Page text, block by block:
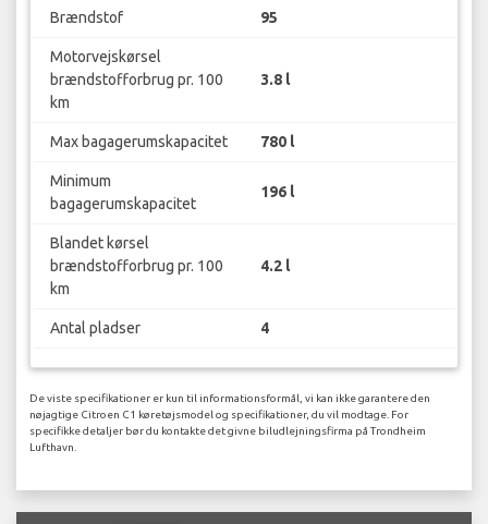
Brændstof 95
Motorvejskørsel
brændstofforbrug pr. 100
km
3.8 l
Max bagagerumskapacitet 780 l
Minimum
bagagerumskapacitet
196 l
Blandet kørsel
brændstofforbrug pr. 100
km
4.2 l
Antal pladser 4
De viste specifikationer er kun til informationsformål, vi kan ikke garantere den
nøjagtige Citroen C1 køretøjsmodel og specifikationer, du vil modtage. For
specifikke detaljer bør du kontakte det givne biludlejningsfirma på Trondheim
Lufthavn.